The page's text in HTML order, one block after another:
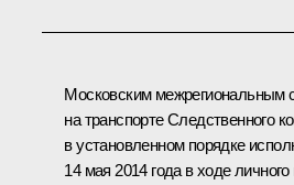
Московским межрегиональным
на транспорте Следственного
в установленном порядке
14 мая 2014 года в ходе